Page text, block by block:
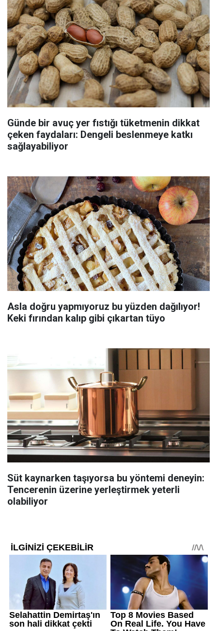
Günde bir avuç yer fıstığı tüketmenin dikkat
çeken faydaları: Dengeli beslenmeye katkı
sağlayabiliyor
Asla doğru yapmıyoruz bu yüzden dağılıyor!
Keki fırından kalıp gibi çıkartan tüyo
Süt kaynarken taşıyorsa bu yöntemi deneyin:
Tencerenin üzerine yerleştirmek yeterli
olabiliyor